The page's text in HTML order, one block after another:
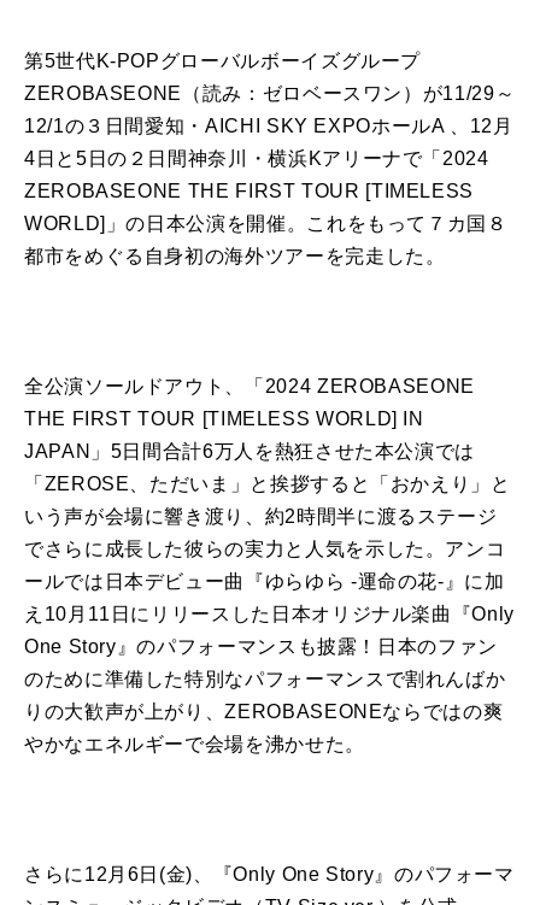
第5世代K-POPグローバルボーイズグループ
ZEROBASEONE（読み：ゼロベースワン）が11/29～
12/1の３日間愛知・AICHI SKY EXPOホールA 、12月
4日と5日の２日間神奈川・横浜Kアリーナで「2024
ZEROBASEONE THE FIRST TOUR [TIMELESS
WORLD]」の日本公演を開催。これをもって７カ国８
都市をめぐる自身初の海外ツアーを完走した。
全公演ソールドアウト、「2024 ZEROBASEONE
THE FIRST TOUR [TIMELESS WORLD] IN
JAPAN」5日間合計6万人を熱狂させた本公演では
「ZEROSE、ただいま」と挨拶すると「おかえり」と
いう声が会場に響き渡り、約2時間半に渡るステージ
でさらに成長した彼らの実力と人気を示した。アンコ
ールでは日本デビュー曲『ゆらゆら -運命の花-』に加
え10月11日にリリースした日本オリジナル楽曲『Only
One Story』のパフォーマンスも披露！日本のファン
のために準備した特別なパフォーマンスで割れんばか
りの大歓声が上がり、ZEROBASEONEならではの爽
やかなエネルギーで会場を沸かせた。
さらに12月6日(金)、『Only One Story』のパフォーマ